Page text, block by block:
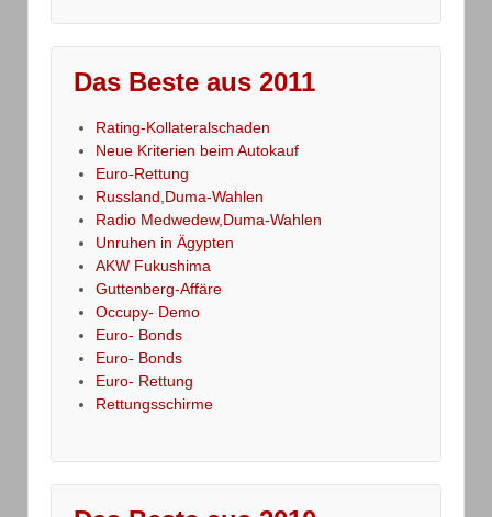
Das Beste aus 2011
Rating-Kollateralschaden
Neue Kriterien beim Autokauf
Euro-Rettung
Russland,Duma-Wahlen
Radio Medwedew,Duma-Wahlen
Unruhen in Ägypten
AKW Fukushima
Guttenberg-Affäre
Occupy- Demo
Euro- Bonds
Euro- Bonds
Euro- Rettung
Rettungsschirme